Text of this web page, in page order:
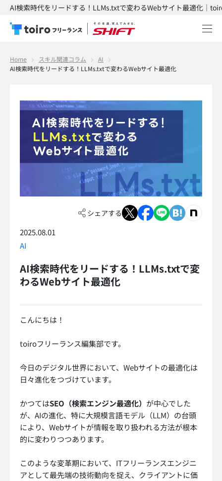
AI検索時代をリードする！LLMs.txtで変わるWebサイト最適化｜
Home スキル関連コラム
AI
AI検索時代をリードする！LLMs.txtで変わるWebサイト最適化
シェアする
2025.08.01
AI
AI検索時代をリードする！LLMs.txtで変
わるWebサイト最適化
こんにちは！
toiroフリーランス編集部です。
今日のデジタル世界において、Webサイトの最適化は
日々進化をつづけています。
かつてはSEO（検索エンジン最適化） が中心でした
が、AIの進化、特に大規模言語モデル（LLM）の台頭
により、Webサイトが情報を取り扱われる方法が根本
的に変わりつつあります。
このような変革期において、ITフリーランスエンジニ
アとして最先端の技術動向を捉え、クライアントに価